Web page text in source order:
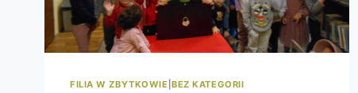
FILIA W ZBYTKOWIE |BEZ KATEGORII